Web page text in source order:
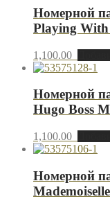
Номерной
Playing
1,100.00
Номерной
Hugo Boss
1,100.00
Номерной